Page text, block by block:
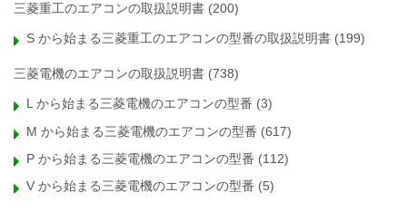
三菱重工のエアコンの取扱説明書 (200)
S から始まる三菱重工のエアコンの型番の取扱説明書 (199)
三菱電機のエアコンの取扱説明書 (738)
L から始まる三菱電機のエアコンの型番 (3)
M から始まる三菱電機のエアコンの型番 (617)
P から始まる三菱電機のエアコンの型番 (112)
V から始まる三菱電機のエアコンの型番 (5)